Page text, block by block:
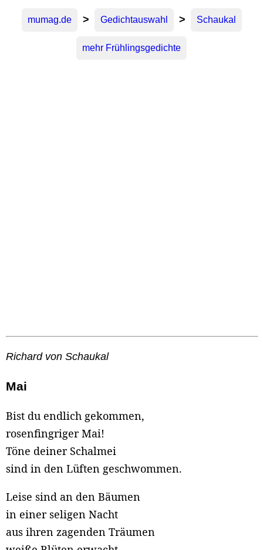
mumag.de > Gedichtauswahl > Schaukal
mehr Frühlingsgedichte
Richard von Schaukal
Mai
Bist du endlich gekommen,
rosenfingriger Mai!
Töne deiner Schalmei
sind in den Lüften geschwommen.
Leise sind an den Bäumen
in einer seligen Nacht
aus ihren zagenden Träumen